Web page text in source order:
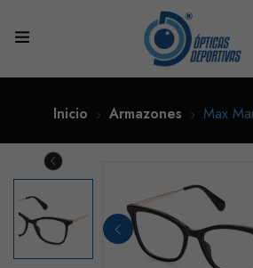
Inicio Armazones Max